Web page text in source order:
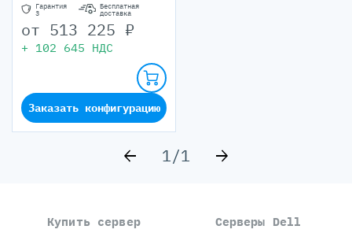
Гарантия
3
Бесплатная
доставка
от 513 225 ₽
+ 102 645 НДС
Заказать конфигурацию
1/1
Купить сервер
Серверы Dell